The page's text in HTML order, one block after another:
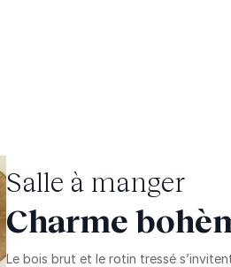
Salle à manger
Charme
Le bois brut et le rotin tressé